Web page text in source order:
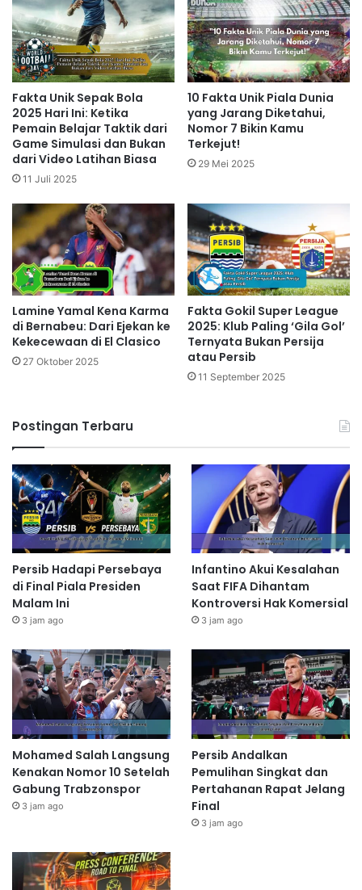
Fakta Unik Sepak Bola
2025 Hari Ini: Ketika
Pemain Belajar Taktik dari
Game Simulasi dan Bukan
dari Video Latihan Biasa
11 Juli 2025
10 Fakta Unik Piala Dunia
yang Jarang Diketahui,
Nomor 7 Bikin Kamu
Terkejut!
29 Mei 2025
Lamine Yamal Kena Karma
di Bernabeu: Dari Ejekan ke
Kekecewaan di El Clasico
27 Oktober 2025
Fakta Gokil Super League
2025: Klub Paling ‘Gila Gol’
Ternyata Bukan Persija
atau Persib
11 September 2025
Postingan Terbaru
Persib Hadapi Persebaya
di Final Piala Presiden
Malam Ini
3 jam ago
Infantino Akui Kesalahan
Saat FIFA Dihantam
Kontroversi Hak Komersial
3 jam ago
Mohamed Salah Langsung
Kenakan Nomor 10 Setelah
Gabung Trabzonspor
3 jam ago
Persib Andalkan
Pemulihan Singkat dan
Pertahanan Rapat Jelang
Final
3 jam ago